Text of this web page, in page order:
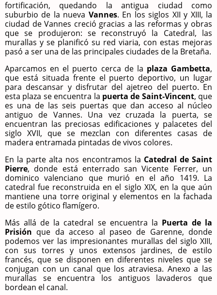
fortificación, quedando la antigua ciudad como
suburbio de la nueva Vannes. En los siglos XII y XIII, la
ciudad de Vannes creció gracias a las reformas y obras
que se produjeron: se reconstruyó la Catedral, las
murallas y se planificó su red viaria, con estas mejoras
pasó a ser una de las principales ciudades de la Bretaña.
Aparcamos en el puerto cerca de la plaza Gambetta,
que está situada frente el puerto deportivo, un lugar
para descansar y disfrutar del ajetreo del puerto. En
esta plaza se encuentra la puerta de Saint-Vincent, que
es una de las seis puertas que dan acceso al núcleo
antiguo de Vannes. Una vez cruzada la puerta, se
encuentran las preciosas edificaciones y palacetes del
siglo XVII, que se mezclan con diferentes casas de
madera entramada pintadas de vivos colores.
En la parte alta nos encontramos la Catedral de Saint
Pierre, donde está enterrado san Vicente Ferrer, un
dominico valenciano que murió en el año 1419. La
catedral fue reconstruida en el siglo XIX, en la que aún
mantiene una torre original y elementos en la fachada
de estilo gótico flamígero.
Más allá de la catedral se encuentra la Puerta de la
Prisión que da acceso al paseo de Garenne, donde
podemos ver las impresionantes murallas del siglo XIII,
con sus torres y unos extensos jardines, de estilo
francés, que se disponen en diferentes niveles que se
conjugan con un canal que los atraviesa. Anexo a las
murallas se encuentra los antiguos lavaderos que
bordean el canal.